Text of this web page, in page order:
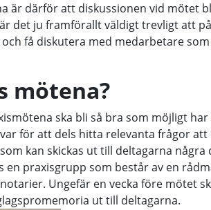
är därför att diskussionen vid mötet
det ju framförallt väldigt trevligt att
få diskutera med medarbetare
mötena?
ska bli så bra som möjligt har
för att dels hitta relevanta frågor att
kan skickas ut till deltagarna några
praxisgrupp som består av en
Ungefär en vecka före mötet
ut till deltagarna.